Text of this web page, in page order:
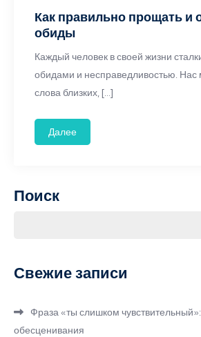
Как правильно прощать и
обиды
Каждый человек в своей жизни
обидами и несправедливостью. Нас
слова близких, […]
Далее
Поиск
Свежие записи
Фраза «ты слишком
обесценивания